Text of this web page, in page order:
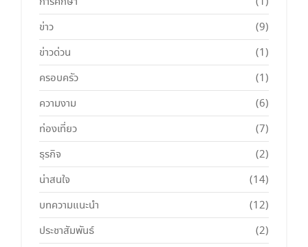
ข่าว
(9)
ข่าวด่วน
(1)
ครอบครัว
(1)
ความงาม
(6)
ท่องเที่ยว
(7)
ธุรกิจ
(2)
น่าสนใจ
(14)
บทความแนะนำ
(12)
ประชาสัมพันธ์
(2)